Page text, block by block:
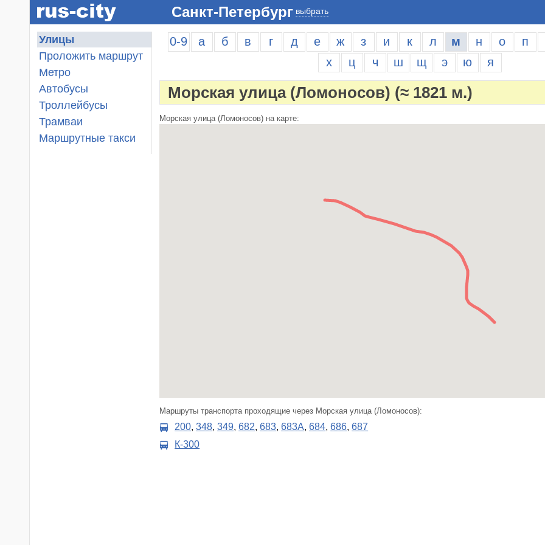
Санкт-Петербург выбрать
Улицы
Проложить маршрут
Метро
Автобусы
Троллейбусы
Трамваи
Маршрутные такси
0-9 а б в г д е ж з и к л м н о п
х
ц ч ш щ э ю я
Морская улица (Ломоносов) (≈ 1821 м.)
Морская улица (Ломоносов) на карте:
Маршруты транспорта проходящие через Морская улица (Ломоносов):
200,348,349,682,683,683А,684,686,687
К-300